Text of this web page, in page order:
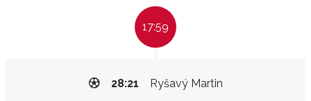
17:59
Ryšavý Martin
28:21